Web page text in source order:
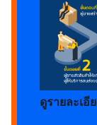
ดูรายละเอี